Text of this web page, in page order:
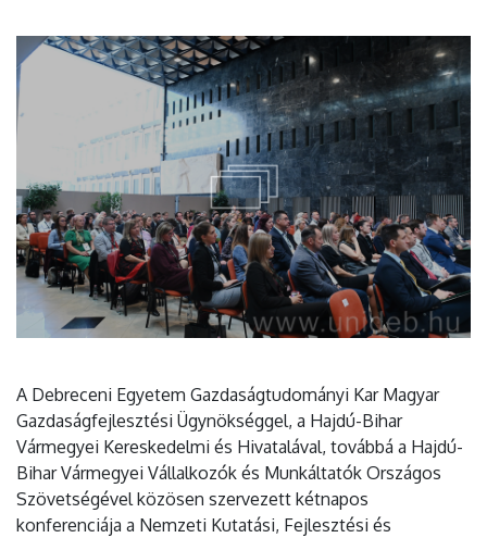
A Debreceni Egyetem Gazdaságtudományi Kar Magyar
Gazdaságfejlesztési Ügynökséggel, a Hajdú-Bihar
Vármegyei Kereskedelmi és Hivatalával, továbbá a Hajdú-
Bihar Vármegyei Vállalkozók és Munkáltatók Országos
Szövetségével közösen szervezett kétnapos
konferenciája a Nemzeti Kutatási, Fejlesztési és